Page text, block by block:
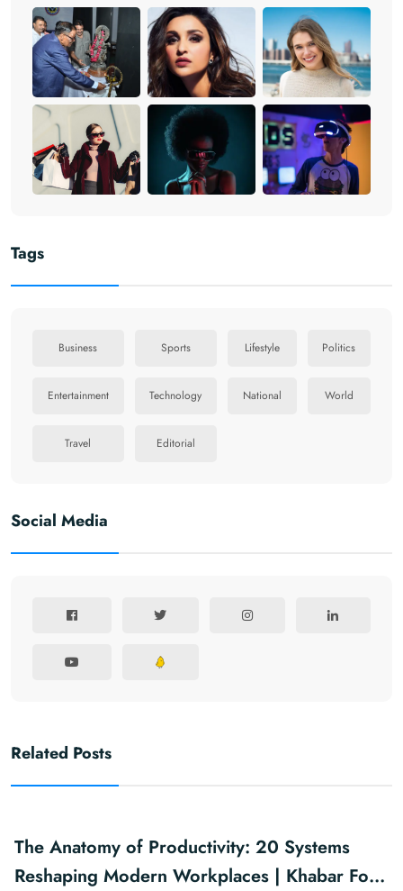
Tags
Business Sports Lifestyle Politics
Entertainment Technology National World
Travel Editorial
Social Media
Related Posts
The Anatomy of Productivity: 20 Systems
Reshaping Modern Workplaces | Khabar For